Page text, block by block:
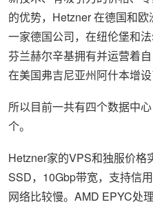
的优势，Hetzner 在德国和
一家德国公司，在纽伦堡和
芬兰赫尔辛基拥有并运营着
在美国弗吉尼亚州阿什本增设
所以目前一共有四个数据中
个。
Hetzner家的VPS和独服价格
SSD，10Gbp带宽，支持信
网络比较慢。AMD EPYC处